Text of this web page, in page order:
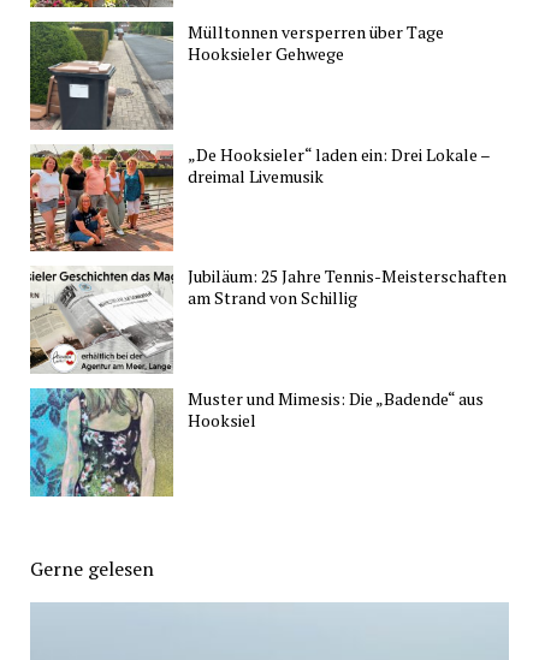
Mülltonnen versperren über Tage
Hooksieler Gehwege
„De Hooksieler“ laden ein: Drei Lokale –
dreimal Livemusik
Jubiläum: 25 Jahre Tennis-Meisterschaften
am Strand von Schillig
Muster und Mimesis: Die „Badende“ aus
Hooksiel
Gerne gelesen